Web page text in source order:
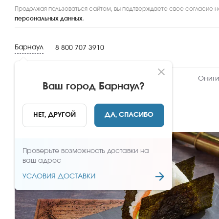
Продолжая пользоваться сайтом, вы подтверждаете свое согласие
персональных данных.
Барнаул
Ваш город Барнаул?
НЕТ, ДРУГОЙ ДА, СПАСИБО
Проверьте возможность доставки на
ваш адрес
УСЛОВИЯ ДОСТАВКИ
8 800 707 3910
НАЗАД